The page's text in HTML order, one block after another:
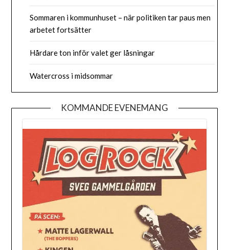
Sommaren i kommunhuset – när politiken tar paus men
arbetet fortsätter
Hårdare ton inför valet ger låsningar
Watercross i midsommar
KOMMANDE EVENEMANG